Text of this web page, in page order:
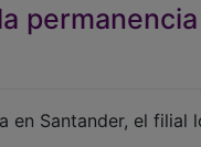
Santander, el filial